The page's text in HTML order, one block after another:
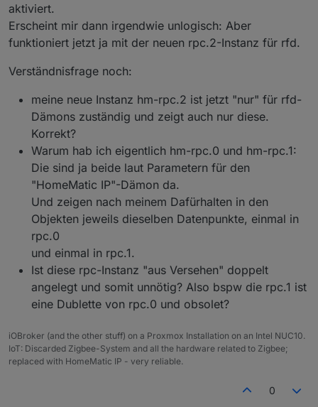
aktiviert.
Erscheint mir dann irgendwie unlogisch: Aber
funktioniert jetzt ja mit der neuen rpc.2-Instanz für rfd.
Verständnisfrage noch:
meine neue Instanz hm-rpc.2 ist jetzt "nur" für rfd-
Dämons zuständig und zeigt auch nur diese.
Korrekt?
Warum hab ich eigentlich hm-rpc.0 und hm-rpc.1:
Die sind ja beide laut Parametern für den
"HomeMatic IP"-Dämon da.
Und zeigen nach meinem Dafürhalten in den
Objekten jeweils dieselben Datenpunkte, einmal in
rpc.0
und einmal in rpc.1.
Ist diese rpc-Instanz "aus Versehen" doppelt
angelegt und somit unnötig? Also bspw die rpc.1 ist
eine Dublette von rpc.0 und obsolet?
iOBroker (and the other stuff) on a Proxmox Installation on an Intel NUC10.
IoT: Discarded Zigbee-System and all the hardware related to Zigbee;
replaced with HomeMatic IP - very reliable.
0